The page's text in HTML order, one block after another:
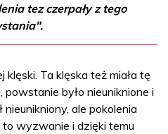
tez czerpały z tego
klęski. Ta klęska też miała tę
powstanie było nieuniknione i
ale pokolenia
wyzwanie i dzięki temu